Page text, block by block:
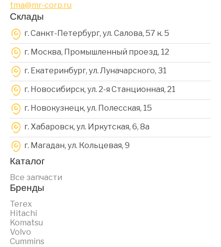
tma@mr-corp.ru
Склады
г. Санкт-Петербург, ул. Салова, 57 к. 5
г. Москва, Промышленный проезд, 12
г. Екатеринбург, ул. Луначарского, 31
г. Новосибирск, ул. 2-я Станционная, 21
г. Новокузнецк, ул. Полесская, 15
г. Хабаровск, ул. Иркутская, 6, 8a
г. Магадан, ул. Кольцевая, 9
Каталог
Все запчасти
Бренды
Terex
Hitachi
Komatsu
Volvo
Cummins